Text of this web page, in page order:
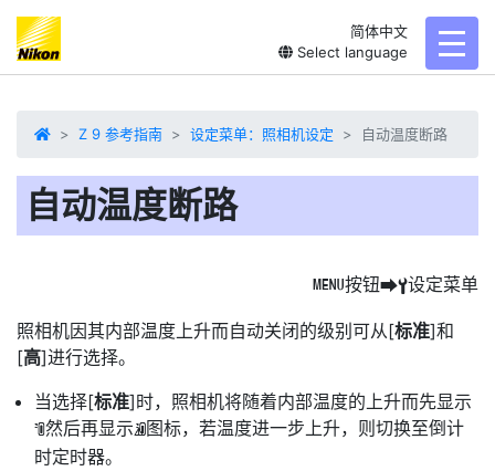
简体中文
Select language
Z 9 参考指南 设定菜单：照相机设定 自动温度断路
自动温度断路
G按钮UB设定菜单
照相机因其内部温度上升而自动关闭的级别可从[标准]和
[高]进行选择。
当选择[标准]时，照相机将随着内部温度的上升而先显示
J然后再显示K图标，若温度进一步上升，则切换至倒计
时定时器。